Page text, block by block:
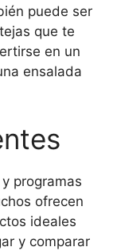
puede ser
que te
en un
ensalada
programas
ofrecen
ideales
y comparar